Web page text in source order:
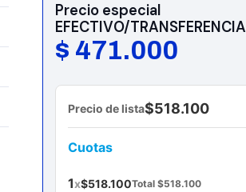
Precio especial
EFECTIVO/TRANSFERENCIA
$ 471.000
Precio de lista$518.100
Cuotas
1x$518.100Total $518.100